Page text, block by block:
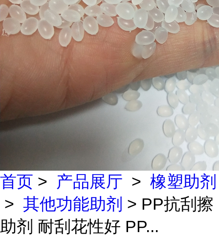
首页 > 产品展厅 > 橡塑助剂
> 其他功能助剂 > PP抗刮擦
助剂 耐刮花性好 PP...